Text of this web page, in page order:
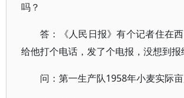
吗？
答：《人民日报》有个记者住在
给他打个电话，发了个电报，没想到报
问：第一生产队1958年小麦实际